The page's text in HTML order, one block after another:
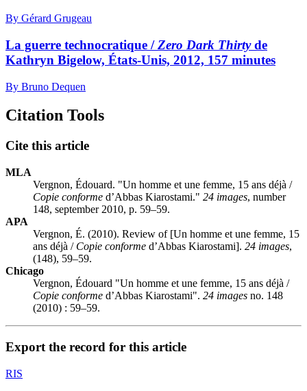
By Gérard Grugeau
La guerre technocratique /Zero Dark Thirtyde
Kathryn Bigelow, États-Unis, 2012, 157 minutes
By Bruno Dequen
Citation Tools
Cite this article
MLA
Vergnon, Édouard. "Un homme et une femme, 15 ans déjà /
Copie conforme d’Abbas Kiarostami." 24 images, number
148, september 2010, p. 59–59.
APA
Vergnon, É. (2010). Review of [Un homme et une femme, 15
ans déjà / Copie conforme d’Abbas Kiarostami]. 24 images,
(148), 59–59.
Chicago
Vergnon, Édouard "Un homme et une femme, 15 ans déjà /
Copie conforme d’Abbas Kiarostami". 24 images no. 148
(2010) : 59–59.
Export the record for this article
RIS